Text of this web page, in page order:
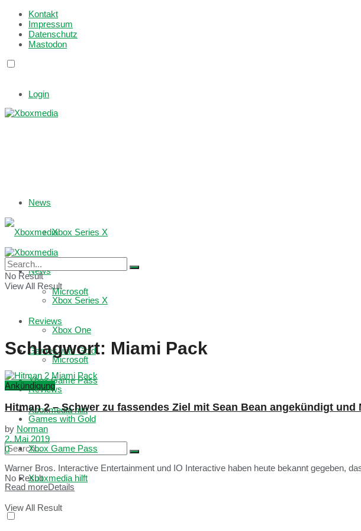
Kontakt
Impressum
Datenschutz
Mastodon
Login
News
Xbox Series X
Microsoft
Reviews
Games with Gold
Xbox Game Pass
Xboxmedia hilft
No Result
View All Result
News
Xbox Series X
Xbox One
Microsoft
Reviews
Games with Gold
Xbox Game Pass
Xboxmedia hilft
No Result
View All Result
Schlagwort: Miami Pack
Ankündigung
Hitman 2 – Schwer zu fassendes Ziel mit Sean Bean angekündigt
by Norman
2. Mai 2019
0
Warner Bros. Interactive Entertainment und IO Interactive haben heute bekannt gegeben,
Read moreDetails